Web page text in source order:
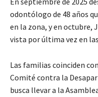
odontólogo de 48 años
en la zona, y en octubre,
vista por última vez en
Las familias coinciden
Comité contra la
busca llevar a la